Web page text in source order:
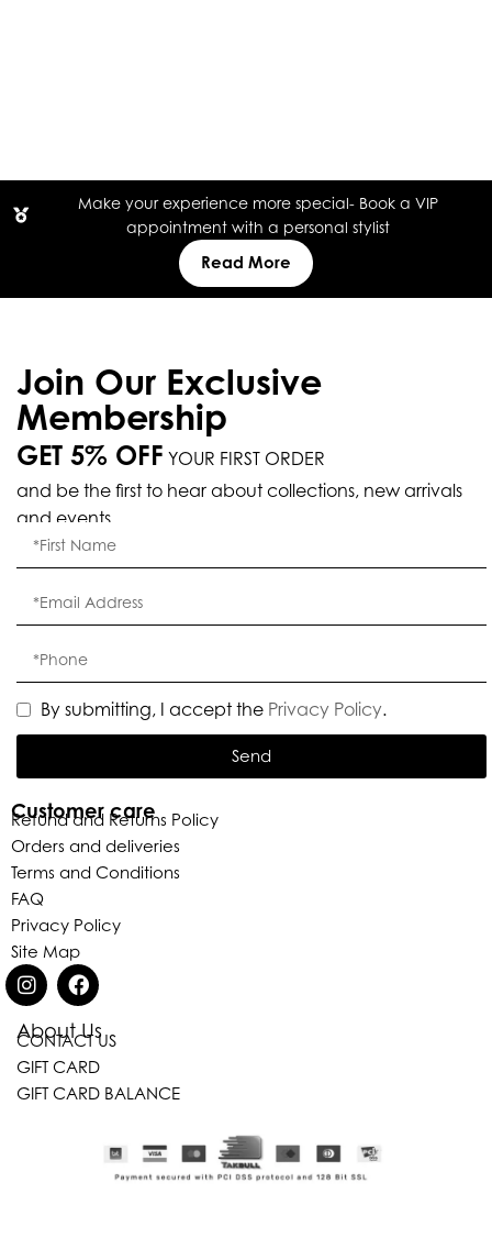
Make your experience more special- Book a VIP
appointment with a personal stylist
Read More
About Us
CONTACT US
GIFT CARD
GIFT CARD BALANCE
Customer care
Refund and Returns Policy
Orders and deliveries
Terms and Conditions
FAQ
Privacy Policy
Site Map
Join Our Exclusive
Membership
GET 5% OFF YOUR FIRST ORDER
and be the first to hear about collections, new arrivals
and events.
By submitting, I accept the Privacy Policy.
Send
Eleganza Israel
היישלום, ברוכה הבאה ל-ELEGANZA -